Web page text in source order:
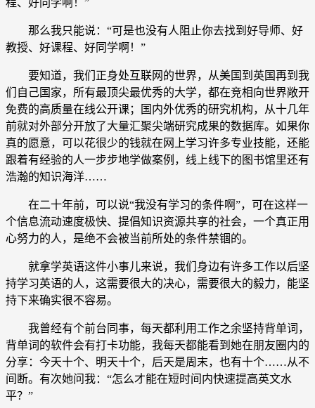
那么我只能说：“可是也没有人阻止你去找到好导师、好
教授、好课程、好同学啊！”
要知道，我们正身处互联网的世界，从美国到英国再到我
们自己国家，所有最顶尖最优秀的大学，都在竞相向世界敞开
免费的高质量在线公开课；国内外优秀的研究机构，从十几年
前就对外部分开放了大量汇聚尖端研究成果的数据库。如果你
真的愿意，可以花很少的钱就在网上学习许多专业技能，还能
跟着有经验的人一步步地学做案例，线上线下的图书馆里还有
浩瀚的知识海洋……
在二十年前，可以说“我没有学习的条件啊”，可在这样一
个信息流动速度极快、提倡知识资源共享的社会，一个真正用
心努力的人，是绝不会被当前所处的条件禁锢的。
就拿学英语这件小事儿来说，我们身边有许多工作以后坚
持学习英语的人，这需要很大的决心，需要很大的毅力，能坚
持下来确实很不容易。
我曾经有个前台同事，每天都利用工作之余坚持背单词，
背单词的软件会有打卡功能，我每天都能看到她在朋友圈内的
分享：今天十个、明天十个，后天是周末，也有十个……从不
间断。有次她问我：“怎么才能在短时间内快速提高英文水
平？”